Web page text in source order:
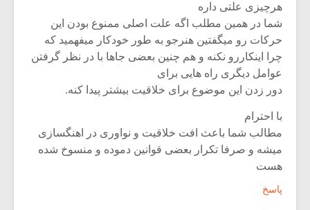
هرچیزی علتی داره
شما در همین مطلب اگه علت اصلی ممنوع بودن این
حرکات رو میگفتین هنرجو به طور خودکار میفهمید که
چرا اینکاررو نکنه و هم چنین بعضی جاها با در نظر گرفتن
عوامل دیگری راه هایی برای
دور زدن این موضوع برای خلاقیت بیشتر پیدا کنه.
با احترام
مطالب شما باعث افت خلاقیت و نواوری در اهنگسازی
میشه و صرفا تکرار بعضی قوانین دموده و منسوخ شده
هست
پاسخ